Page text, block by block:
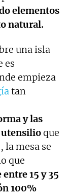
elementos
natural.
una isla
es
empieza
tan
y las
utensilioque
la mesa se
que
15 y 35
100%